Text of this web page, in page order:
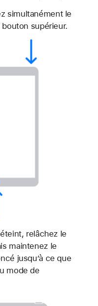
simultanément le
supérieur.
relâchez le
maintenez le
jusqu’à ce que
mode de